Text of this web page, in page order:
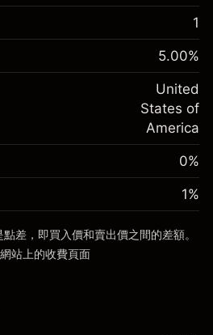
$1,000.00
-0.021568
%
(-$4.31)
（大約值）
$19,000.00
$1,000.00
-0.000654
%
(-$0.13)
$20,000.00
元（大約值）$19,000.00
1
5.00%
United
States of
America
0%
1%
差，即買入價和賣出價之間的差額。
站上的收費頁面